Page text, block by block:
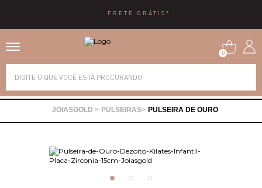
FRETE GRÁTIS*
0
PULSEIRAS PULSEIRA DE OURO
Alianças
Brincos